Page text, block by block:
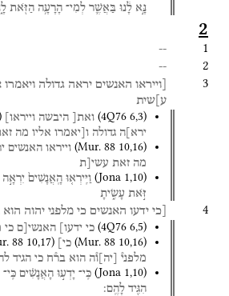
נָּ֣א לָ֔נוּ בַּאֲשֶׁ֛ר לְמִי־ הָרָעָ֥ה הַזֹּ֖את
2
1
--
2
--
3 [וייראו האנשים יראה גדולה ויאמרו
ע]שית
(4Q76 6,3) ואת[ היבשה וייראו]
ירא]ה גדולה ו[יאמרו אליו מה
(Mur. 88 10,16) וייראו האנשים
מה זאת עשי[ת
(Jona 1,10) וַיִּֽירְא֤וּ הָֽאֲנָשִׁים֙ יִרְאָ֣ה
זֹּ֣את עָשִׂ֑יתָ
4 [כי ידעו האנשים כי מלפני יהוה הוא
(4Q76 6,5) כי ידעו] האנשי[ם כי
(Mur. 88 10,16) כי] 88 10,17)
מלפני֯
יה ו֯ה הוא בר֯ח כי הגיד
(Jona 1,10) כִּֽי־ יָדְע֣וּ הָאֲנָשִׁ֗ים כִּֽי־
הִגִּ֖יד לָהֶֽם׃